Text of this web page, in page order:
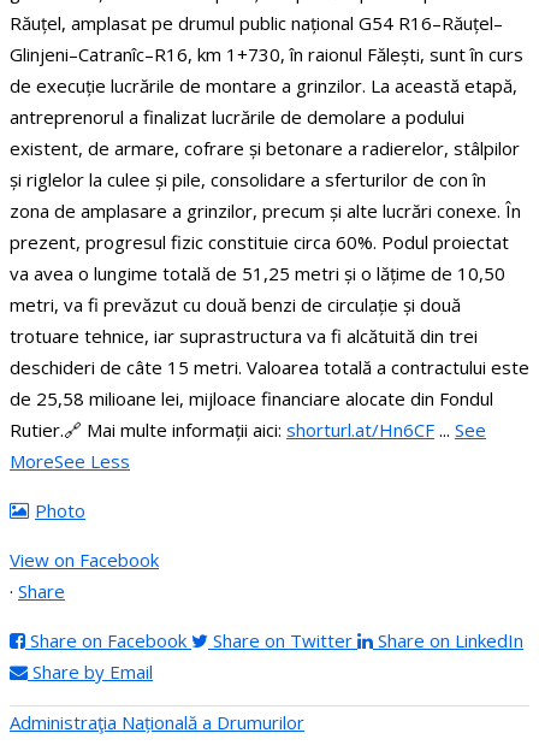
Răuțel, amplasat pe drumul public național G54 R16–Răuțel–
Glinjeni–Catranîc–R16, km 1+730, în raionul Fălești, sunt în curs
de execuție lucrările de montare a grinzilor. La această etapă,
antreprenorul a finalizat lucrările de demolare a podului
existent, de armare, cofrare și betonare a radierelor, stâlpilor
și riglelor la culee și pile, consolidare a sferturilor de con în
zona de amplasare a grinzilor, precum și alte lucrări conexe. În
prezent, progresul fizic constituie circa 60%. Podul proiectat
va avea o lungime totală de 51,25 metri și o lățime de 10,50
metri, va fi prevăzut cu două benzi de circulație și două
trotuare tehnice, iar suprastructura va fi alcătuită din trei
deschideri de câte 15 metri. Valoarea totală a contractului este
de 25,58 milioane lei, mijloace financiare alocate din Fondul
Rutier.🔗 Mai multe informații aici: shorturl.at/Hn6CF ... See
MoreSee Less
Photo
View on Facebook
· Share
Share on Facebook Share on Twitter
Share on LinkedIn
Share by Email
Administraţia Națională a Drumurilor